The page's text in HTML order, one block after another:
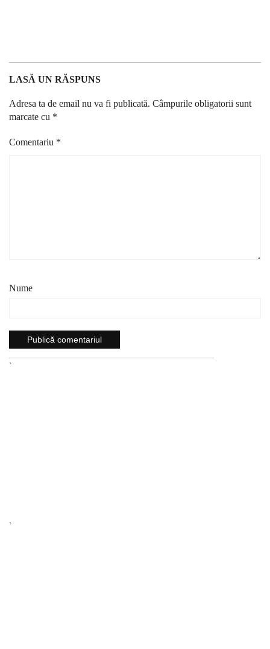
LASĂ UN RĂSPUNS
Adresa ta de email nu va fi publicată. Câmpurile obligatorii sunt
marcate cu *
Comentariu *
Nume
`
`